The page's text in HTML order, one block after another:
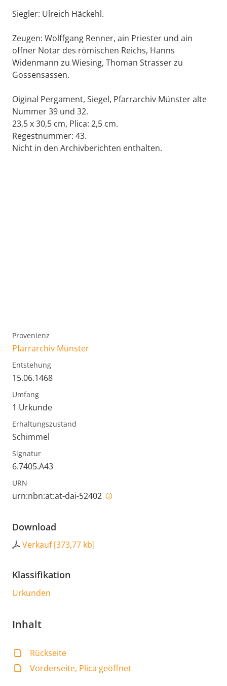
Siegler: Ulreich Häckehl.
Zeugen: Wolffgang Renner, ain Priester und ain
offner Notar des römischen Reichs, Hanns
Widenmann zu Wiesing, Thoman Strasser zu
Gossensassen.
Oiginal Pergament, Siegel, Pfarrarchiv Münster alte
Nummer 39 und 32.
23,5 x 30,5 cm, Plica: 2,5 cm.
Regestnummer: 43.
Nicht in den Archivberichten enthalten.
Provenienz
Pfarrarchiv Münster
Entstehung
15.06.1468
Umfang
1 Urkunde
Erhaltungszustand
Schimmel
Signatur
6.7405.A43
URN
urn:nbn:at:at-dai-52402
Download
Verkauf[373,77 kb]
Klassifikation
Urkunden
Inhalt
Rückseite
Vorderseite, Plica geöffnet